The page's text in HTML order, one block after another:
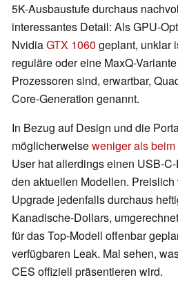
5K-Ausbaustufe durchaus
interessantes Detail: Als GPU-
NvidiaGTX 1060 geplant, unklar
reguläre oder eine MaxQ-
Prozessoren sind, erwartbar,
Core-Generation genannt.
In Bezug auf Design und die
möglicherweiseweniger als
User hat allerdings einen USB-
den aktuellen Modellen. Preislich
Upgrade jedenfalls durchaus
Kanadische-Dollars,
für das Top-Modell offenbar
verfügbaren Leak. Mal sehen,
CES offiziell präsentieren wird.